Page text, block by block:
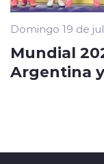
Domingo 19 de
Mundial
Argentina